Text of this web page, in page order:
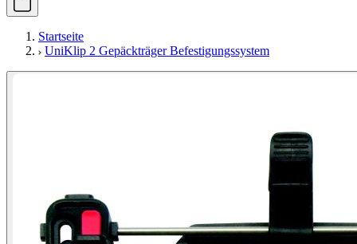
Startseite
UniKlip 2 Gepäckträger Befestigungssystem